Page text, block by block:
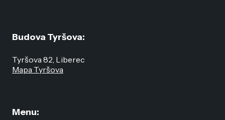
Menu:
Budova Tyršova:
Tyršova 82, Liberec
Mapa Tyršova